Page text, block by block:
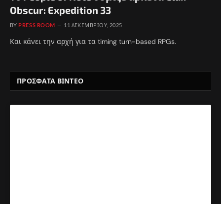
Obscur: Expedition 33
BY PRESS ROOM 11 ΔΕΚΕΜΒΡΊΟΥ, 2025
Και κάνει την αρχή για τα timing turn-based RPGs.
ΠΡΟΣΦΑΤΑ ΒΙΝΤΕΟ